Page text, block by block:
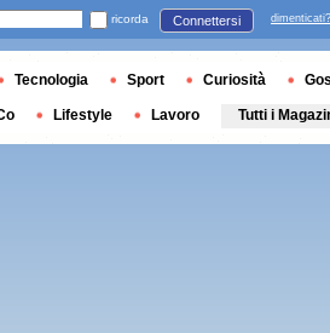
ricorda Connettersi dimenticati?
Tecnologia Sport Curiosità
Lifestyle Lavoro Tutti i